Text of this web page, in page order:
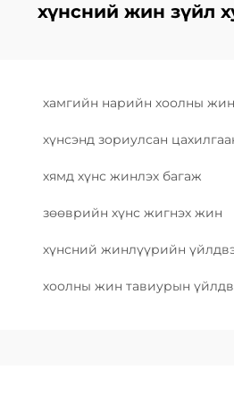
хүнсний жин зүйл
хамгийн нарийн хоолны жин
хүнсэнд зориулсан
хямд хүнс жинлэх багаж
зөөврийн хүнс жигнэх жин
хүнсний жинлүүрийн
хоолны жин тавиурын